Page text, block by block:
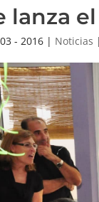
lanza
- 2016 | Noticias